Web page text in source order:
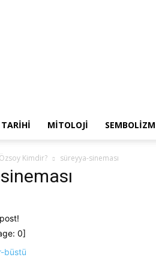
MITOLOJI SEMBOLIZM
Kimdir? süreyya-sineması
0]